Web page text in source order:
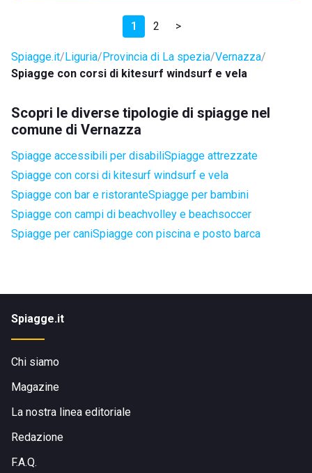
1 2 >
Spiagge.it Liguria Provincia di La spezia Vernazza
Spiagge con corsi di kitesurf windsurf e vela
Scopri le diverse tipologie di spiagge nel
comune di Vernazza
Spiagge accessibili per disabiliSpiagge attrezzate
Spiagge con corsi di kitesurf windsurf e vela
Spiagge con bar e ristoranteSpiagge per bambini
Spiagge con campi di beachvolley e beachsoccer
Spiagge per caniSpiagge con piscina e posto barca
Spiagge.it
Chi siamo
Magazine
La nostra linea editoriale
Redazione
F.A.Q.